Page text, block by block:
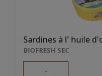
Sardines à l' huile
BIOFRESH SEC
-